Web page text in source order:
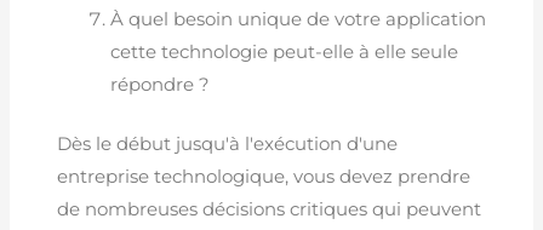
À quel besoin unique de votre application
cette technologie peut-elle à elle seule
répondre ?
Dès le début jusqu'à l'exécution d'une
entreprise technologique, vous devez prendre
de nombreuses décisions critiques qui peuvent